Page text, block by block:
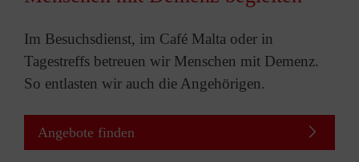
Im Besuchsdienst, im Café Malta oder in
Tagestreffs betreuen wir Menschen mit Demenz.
So entlasten wir auch die Angehörigen.
Angebote finden